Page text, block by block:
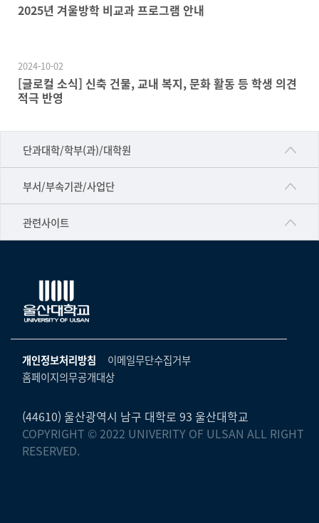
2025년 겨울방학 비교과 프로그램 안내
2024-10-02
[글로컬 소식] 신축 건물, 교내 복지, 문화 활동 등 학생 의견
적극 반영
단과대학/학부(과)/대학원
■인문대학
▷국어국문학부
▷일본어·일본학과
▷프랑스어·프랑스학과
▷스페인·중남미학과
▷철학·상담학과
■사회과학대학
▷사회과학부
ㆍ경제학전공
부서/부속기관/사업단
공동기기센터
공학교육혁신센터
국제교류처
기초과학연구소
물리BK 미래혁신응집물질물리인재교육연구단
미래기술혁신융합형인재양성센터
반구대암각화유적보존연구소
관련사이트
건강가정지원센터
교수협의회
노동조합
생명윤리위원회
온라인 기술거래 플랫폼
울산대신문
울산대학교병원
캠퍼스안전관리
개인정보처리방침
이메일무단수집거부
홈페이지의무공개대상
(44610) 울산광역시 남구 대학로 93 울산대학교
COPYRIGHT © 2022 UNIVERITY OF ULSAN ALL RIGHT
RESERVED.